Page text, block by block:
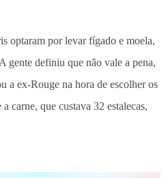
optaram por levar fígado e moela,
gente definiu que não vale a pena,
a ex-Rouge na hora de escolher os
carne, que custava 32 estalecas,